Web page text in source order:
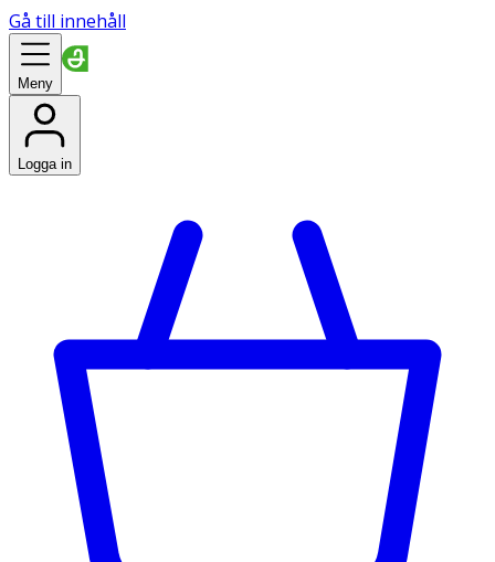
Gå till innehåll
Meny
Logga in